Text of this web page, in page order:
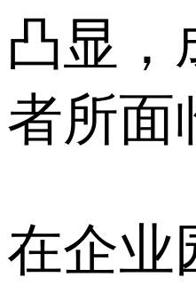
凸显，
者所面
在企业